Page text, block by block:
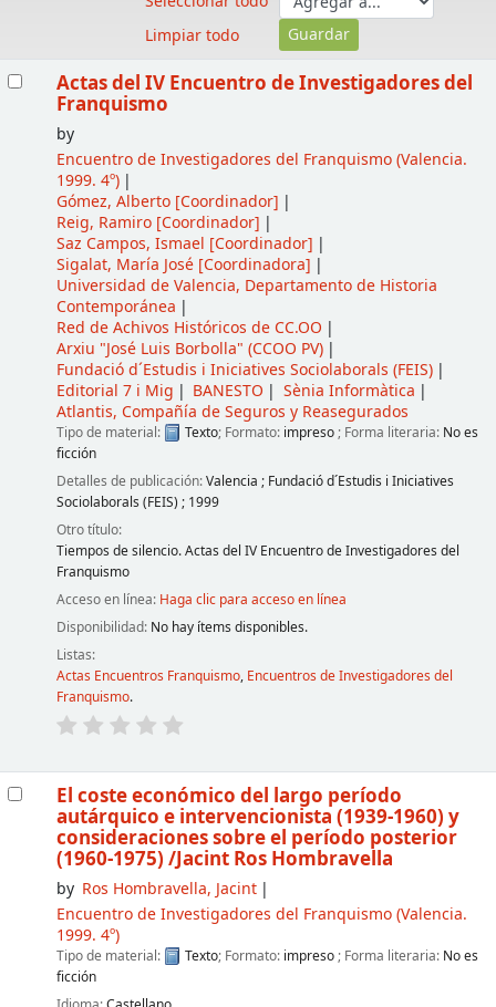
Limpiar todo
Actas del IV Encuentro de Investigadores del
Franquismo
by
Encuentro de Investigadores del Franquismo(Valencia.
1999. 4º)
Gómez, Alberto[Coordinador]
Reig, Ramiro[Coordinador]
Saz Campos, Ismael [Coordinador]
Sigalat, María José[Coordinadora]
Universidad de Valencia, Departamento de Historia
Contemporánea
Red de Achivos Históricos de CC.OO
Arxiu "José Luis Borbolla" (CCOO PV)
Fundació d´Estudis i Iniciatives Sociolaborals (FEIS)
Editorial 7 i Mig
BANESTO
Sènia Informàtica
Atlantis, Compañía de Seguros y Reasegurados
Tipo de material: Texto; Formato: impreso ; Forma literaria: No es
ficción
Detalles de publicación:Valencia ; Fundació d´Estudis i Iniciatives
Sociolaborals (FEIS) ; 1999
Otro título:
Tiempos de silencio. Actas del IV Encuentro de Investigadores del
Franquismo
Acceso en línea: Haga clic para acceso en línea
Disponibilidad: No hay ítems disponibles.
Listas:
Actas Encuentros Franquismo, Encuentros de Investigadores del
Franquismo.
El coste económico del largo período
autárquico e intervencionista (1939-1960) y
consideraciones sobre el período posterior
(1960-1975) /Jacint Ros Hombravella
by Ros Hombravella, Jacint
Encuentro de Investigadores del Franquismo(Valencia.
1999. 4º)
Tipo de material: Texto; Formato: impreso ; Forma literaria: No es
ficción